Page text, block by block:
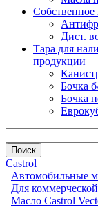
Собственное
Дист.
Тара для
продукции
Бочка
Бочка
Castrol
Автомобильные
Для
Масло Castrol